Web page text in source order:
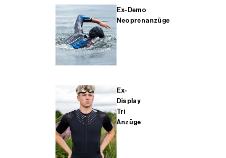
Ex-Demo
Neoprenanzüge
Ex-
Display
Tri
Anzüge